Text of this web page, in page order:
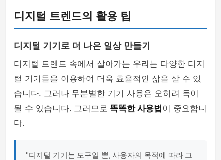
디지털 트렌드의 활용 팁
디지털 기기로 더 나은 일상 만들기
디지털 트렌드 속에서 살아가는 우리는 다양한 디지
털 기기들을 이용하여 더욱 효율적인 삶을 살 수 있
습니다. 그러나 무분별한 기기 사용은 오히려 독이
될 수 있습니다. 그러므로 똑똑한 사용법 이 중요합니
다.
"디지털 기기는 도구일 뿐, 사용자의 목적에 따라 그